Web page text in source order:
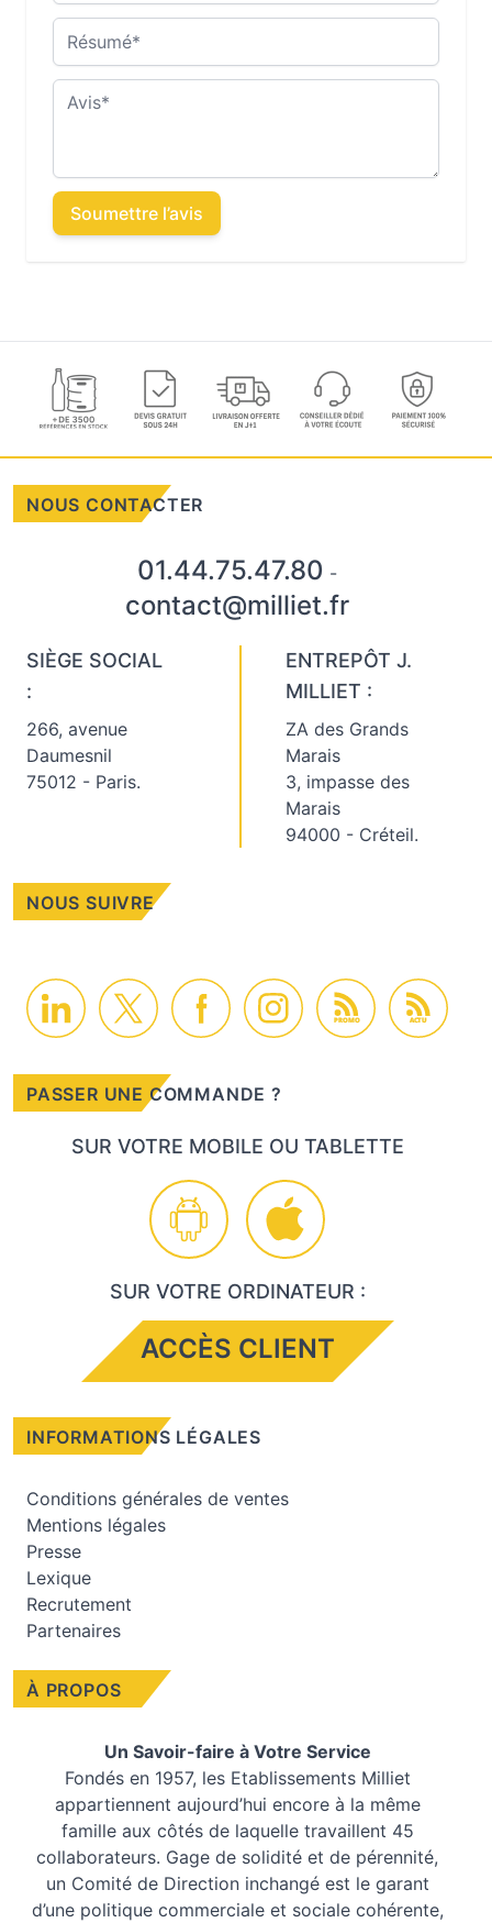
Résumé
Avis
Soumettre l’avis
À PROPOS
Un Savoir-faire à Votre Service
Fondés en 1957, les Etablissements Milliet
appartiennent aujourd’hui encore à la même
famille aux côtés de laquelle travaillent 45
collaborateurs. Gage de solidité et de pérennité,
un Comité de Direction inchangé est le garant
d’une politique commerciale et sociale cohérente,
NOUS CONTACTER
01.44.75.47.80 -
contact@milliet.fr
SIÈGE SOCIAL
:
266, avenue
Daumesnil
75012 - Paris.
ENTREPÔT J.
MILLIET :
ZA des Grands
Marais
3, impasse des
Marais
94000 - Créteil.
NOUS SUIVRE
PROMO ACTU
PASSER UNE COMMANDE ?
SUR VOTRE MOBILE OU TABLETTE
SUR VOTRE ORDINATEUR :
ACCÈS CLIENT
INFORMATIONS LÉGALES
Conditions générales de ventes
Mentions légales
Presse
Lexique
Recrutement
Partenaires